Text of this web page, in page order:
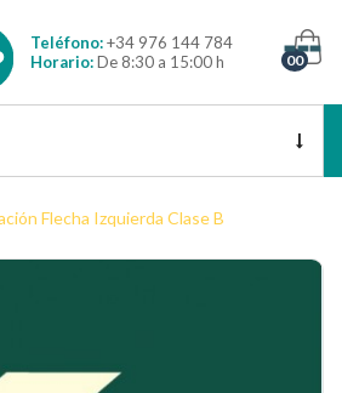
Teléfono:+34 976 144 784
Horario:De 8:30 a 15:00 h 00
Flecha Izquierda Clase B